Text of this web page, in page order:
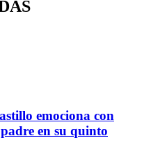
emociona con
en su quinto